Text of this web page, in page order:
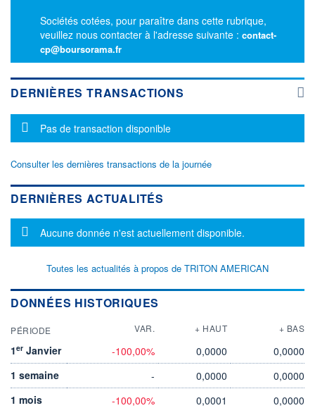
Sociétés cotées, pour paraître dans cette rubrique,
veuillez nous contacter à l'adresse suivante : contact-
cp@boursorama.fr
DERNIÈRES TRANSACTIONS
Message d'information
Pas de transaction disponible
Consulter les dernières transactions de la journée
DERNIÈRES ACTUALITÉS
Message d'information
Aucune donnée n'est actuellement disponible.
Toutes les actualités à propos de TRITON AMERICAN
DONNÉES HISTORIQUES
PÉRIODE VAR. + HAUT + BAS
1er Janvier -100,00% 0,0000
0,0000
1 semaine
- 0,0000
0,0000
1 mois
-100,00% 0,0001
0,0000